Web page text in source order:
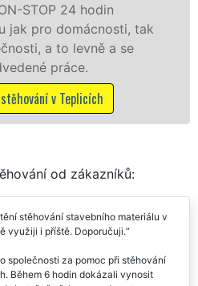
domácnostem i firmám v
Teplice se zárukou kvality
EXTRA STĚHOVÁNÍ.
služby NON-STOP
a svátků bez příplatků.
o stěhovací služby v Teplicích
od zákazníků:
stěhování stavebního materiálu v
společnosti za pomoc při stěhování